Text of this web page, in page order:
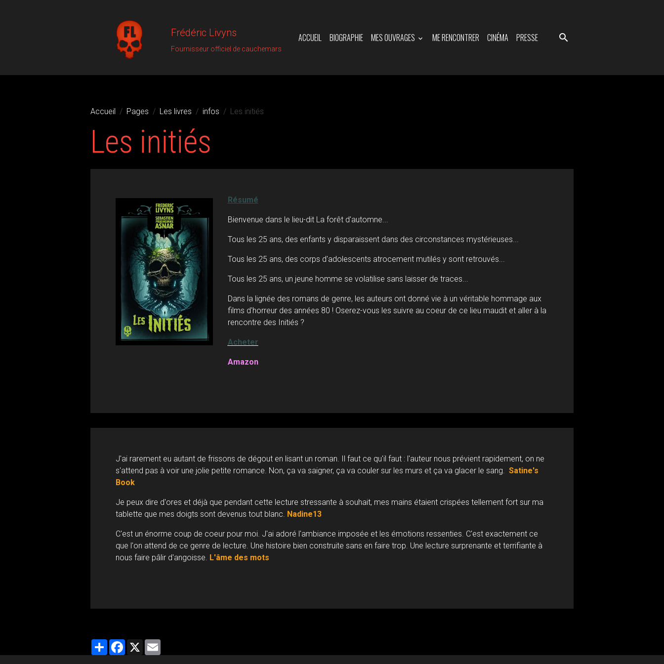
Frédéric Livyns
Fournisseur officiel de cauchemars
ACCUEIL BIOGRAPHIE MES OUVRAGES ME RENCONTRER CINÉMA PRESSE
Accueil Pages Les livres infos Les initiés
Les initiés
Résumé
Bienvenue dans le lieu-dit La forêt d'automne...
Tous les 25 ans, des enfants y disparaissent dans des circonstances mystérieuses...
Tous les 25 ans, des corps d'adolescents atrocement mutilés y sont retrouvés...
Tous les 25 ans, un jeune homme se volatilise sans laisser de traces...
Dans la lignée des romans de genre, les auteurs ont donné vie à un véritable hommage aux
films d'horreur des années 80 ! Oserez-vous les suivre au coeur de ce lieu maudit et aller à la
rencontre des Initiés ?
Acheter
Amazon
J'ai rarement eu autant de frissons de dégout en lisant un roman. Il faut ce qu'il faut : l'auteur nous prévient rapidement, on ne
s'attend pas à voir une jolie petite romance. Non, ça va saigner, ça va couler sur les murs et ça va glacer le sang. Satine's
Book
Je peux dire d'ores et déjà que pendant cette lecture stressante à souhait, mes mains étaient crispées tellement fort sur ma
tablette que mes doigts sont devenus tout blanc. Nadine13
C'est un énorme coup de coeur pour moi. J'ai adoré l'ambiance imposée et les émotions ressenties. C'est exactement ce
que l'on attend de ce genre de lecture. Une histoire bien construite sans en faire trop. Une lecture surprenante et terrifiante à
nous faire pâlir d'angoisse. L'âme des mots
PartagerFacebook
X